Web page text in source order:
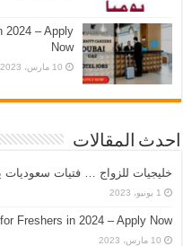
2024 – Apply
Now
10 مارس، 2023
احدث المقالات
خليجيات للزواج … فتيات
1 يونيو، 2023
Freshers in 2024 – Apply Now
10 مارس، 2023